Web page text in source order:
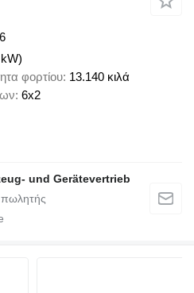
φορτίου 13.140 κιλά
6x2
und Gerätevertrieb